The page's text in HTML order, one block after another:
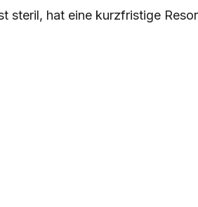
steril, hat eine kurzfristige